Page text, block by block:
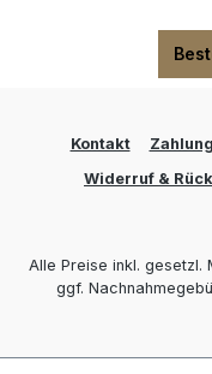
Kontakt
Widerruf &
Alle Preise inkl. gesetzl.
ggf.